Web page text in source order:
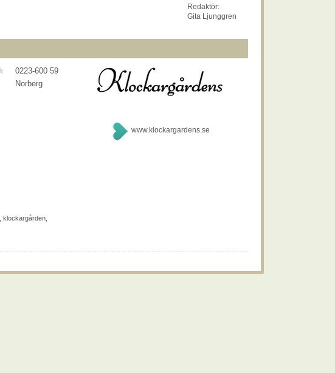
Redaktör:
Gita Ljunggren
0223-600 59
Norberg
www.klockargardens.se
klockargården